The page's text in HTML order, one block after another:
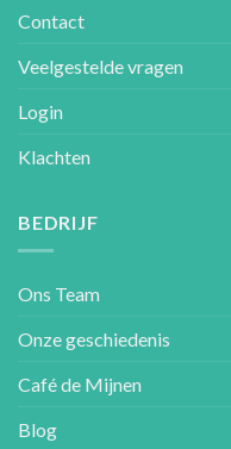
Contact
Veelgestelde vragen
Login
Klachten
BEDRIJF
Ons Team
Onze geschiedenis
Café de Mijnen
Blog